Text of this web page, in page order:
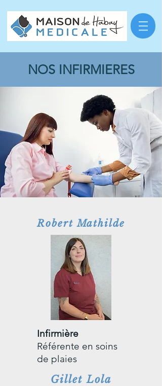
NOS INFIRMIERES
Robert Mathilde
Infirmière
Référente en soins
de plaies
Gillet Lola